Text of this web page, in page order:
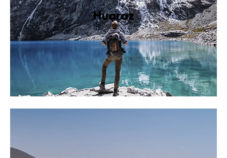
Huaraz